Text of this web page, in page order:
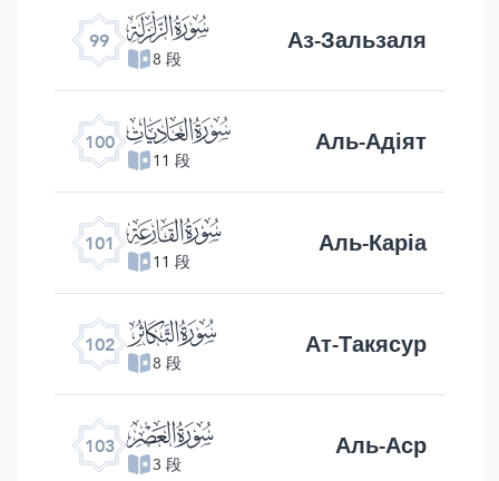
99 ﰐ
8 段 Аз-Зальзаля
100 ﰑ
11 段 Аль-Адіят
101 ﰒ
11 段 Аль-Каріа
102 ﰓ
8 段 Ат-Такясур
103 ﰔ
3 段 Аль-Аср